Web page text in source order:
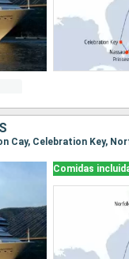
Cay, Celebration Key,
Comidas